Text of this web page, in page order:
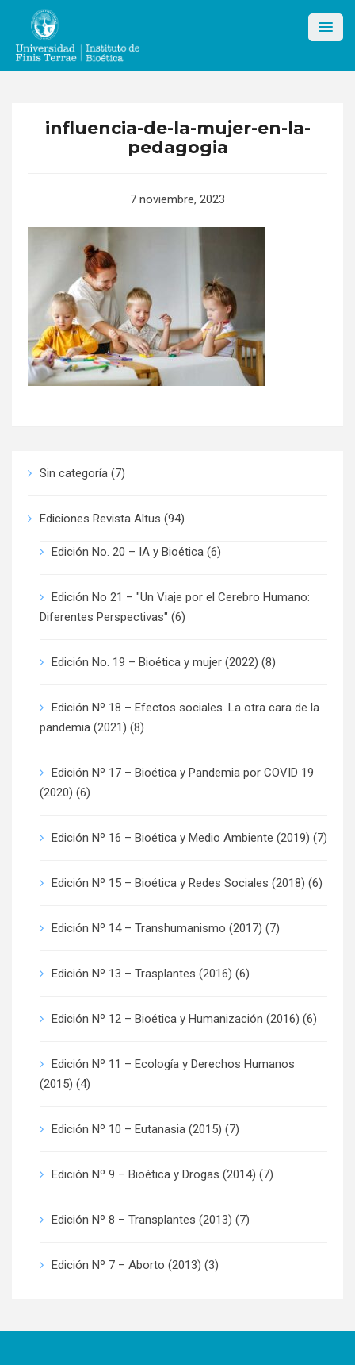
content
influencia-de-la-mujer-en-la-
pedagogia
7 noviembre, 2023
Sin categoría (7)
Ediciones Revista Altus (94)
Edición No. 20 – IA y Bioética (6)
Edición No 21 – "Un Viaje por el Cerebro Humano:
Diferentes Perspectivas" (6)
Edición No. 19 – Bioética y mujer (2022) (8)
Edición Nº 18 – Efectos sociales. La otra cara de la
pandemia (2021) (8)
Edición Nº 17 – Bioética y Pandemia por COVID 19
(2020) (6)
Edición Nº 16 – Bioética y Medio Ambiente (2019) (7)
Edición Nº 15 – Bioética y Redes Sociales (2018) (6)
Edición Nº 14 – Transhumanismo (2017) (7)
Edición Nº 13 – Trasplantes (2016) (6)
Edición Nº 12 – Bioética y Humanización (2016) (6)
Edición Nº 11 – Ecología y Derechos Humanos
(2015) (4)
Edición Nº 10 – Eutanasia (2015) (7)
Edición Nº 9 – Bioética y Drogas (2014) (7)
Edición Nº 8 – Transplantes (2013) (7)
Edición Nº 7 – Aborto (2013) (3)